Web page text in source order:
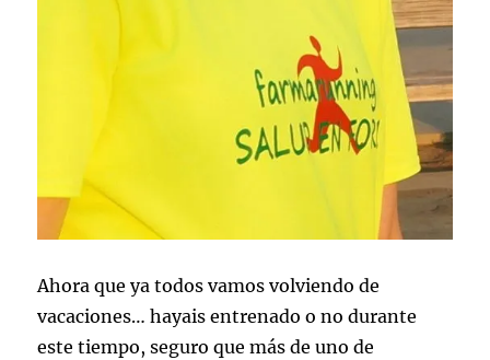
Ahora que ya todos vamos volviendo de
vacaciones… hayais entrenado o no durante
este tiempo, seguro que más de uno de